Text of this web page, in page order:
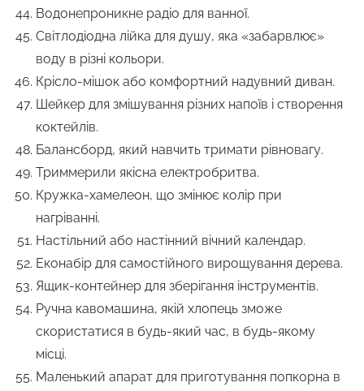
Водонепроникне радіо для ванної.
Світлодіодна лійка для душу, яка «забарвлює»
воду в різні кольори.
Крісло-мішок або комфортний надувний диван.
Шейкер для змішування різних напоїв і створення
коктейлів.
Балансборд, який навчить тримати рівновагу.
Триммерили якісна електробритва.
Кружка-хамелеон, що змінює колір при
нагріванні.
Настільний або настінний вічний календар.
Еконабір для самостійного вирощування дерева.
Ящик-контейнер для зберігання інструментів.
Ручна кавомашина, якій хлопець зможе
скористатися в будь-який час, в будь-якому
місці.
Маленький апарат для приготування попкорна в